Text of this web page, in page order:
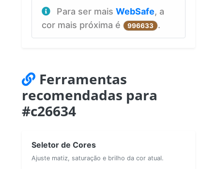
Para ser mais WebSafe, a
cor mais próxima é
996633 .
Ferramentas
recomendadas para
#c26634
Seletor de Cores
Ajuste matiz, saturação e brilho da cor atual.